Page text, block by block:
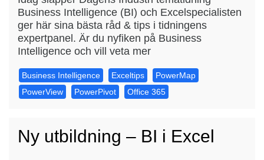
Business Intelligence (BI) och Excelspecialisten
ger här sina bästa råd & tips i tidningens
expertpanel. Är du nyfiken på Business
Intelligence och vill veta mer
Business Intelligence Exceltips
PowerMap
PowerView
PowerPivot Office 365
Ny utbildning – BI i Excel